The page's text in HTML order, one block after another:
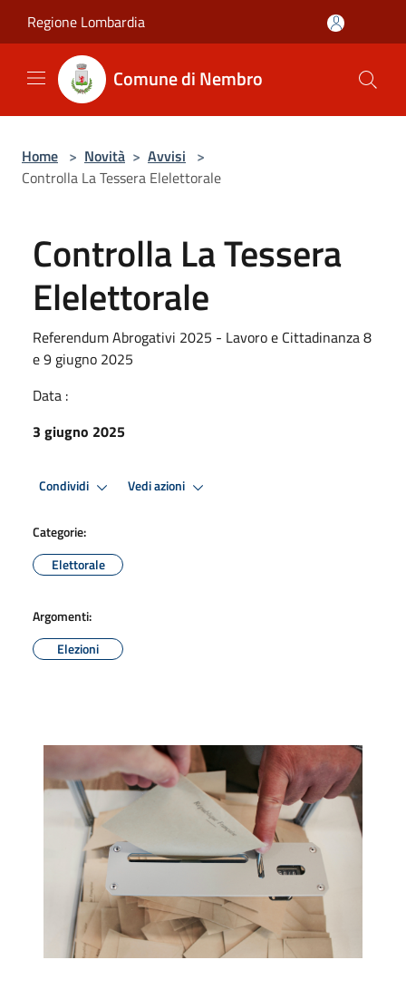
Regione Lombardia
Comune di Nembro
Home > Novità > Avvisi >
Controlla La Tessera Elelettorale
Controlla La Tessera
Elelettorale
Referendum Abrogativi 2025 - Lavoro e Cittadinanza 8
e 9 giugno 2025
Data :
3 giugno 2025
Condividi Vedi azioni
Categorie:
Elettorale
Argomenti:
Elezioni